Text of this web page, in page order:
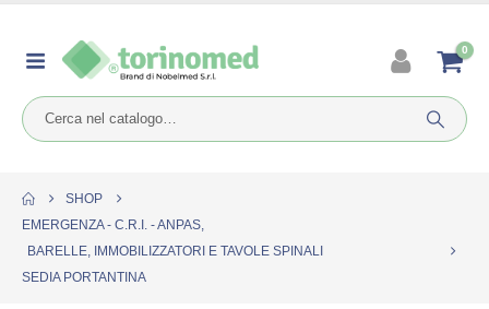
0
SHOP
EMERGENZA - C.R.I. - ANPAS,
BARELLE, IMMOBILIZZATORI E TAVOLE SPINALI
SEDIA PORTANTINA